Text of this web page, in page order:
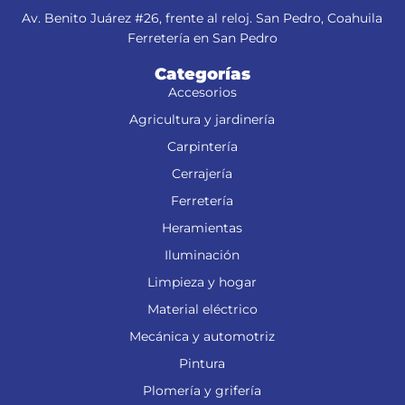
Av. Benito Juárez #26, frente al reloj. San Pedro, Coahuila
Ferretería en San Pedro
Categorías
Accesorios
Agricultura y jardinería
Carpintería
Cerrajería
Ferretería
Heramientas
Iluminación
Limpieza y hogar
Material eléctrico
Mecánica y automotriz
Pintura
Plomería y grifería